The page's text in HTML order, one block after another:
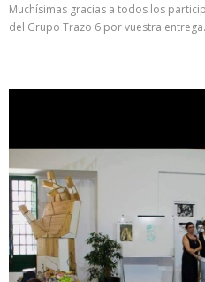
Muchísimas gracias a todos los
del Grupo Trazo 6 por vuestra